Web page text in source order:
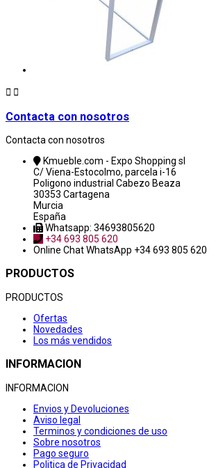
 
Contacta con nosotros
Contacta con nosotros
Kmueble.com - Expo Shopping sl
C/ Viena-Estocolmo, parcela i-16
Poligono industrial Cabezo Beaza
30353 Cartagena
Murcia
España
Whatsapp: 34693805620
+34 693 805 620
Online ChatWhatsApp +34 693 805 620
PRODUCTOS
PRODUCTOS
Ofertas
Novedades
Los más vendidos
INFORMACION
INFORMACION
Envios y Devoluciones
Aviso legal
Terminos y condiciones de uso
Sobre nosotros
Pago seguro
Politica de Privacidad